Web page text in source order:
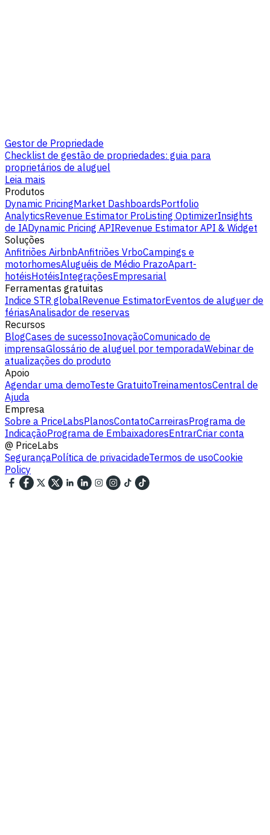
Gestor de Propriedade
Checklist de gestão de propriedades: guia para
proprietários de aluguel
Leia mais
Produtos
Dynamic PricingMarket DashboardsPortfolio
AnalyticsRevenue Estimator ProListing OptimizerInsights
de IADynamic Pricing APIRevenue Estimator API & Widget
Soluções
Anfitriões AirbnbAnfitriões VrboCampings e
motorhomesAluguéis de Médio PrazoApart-
hotéisHotéisIntegraçõesEmpresarial
Ferramentas gratuitas
Indice STR globalRevenue EstimatorEventos de aluguer de
fériasAnalisador de reservas
Recursos
BlogCases de sucessoInovaçãoComunicado de
imprensaGlossário de aluguel por temporadaWebinar de
atualizações do produto
Apoio
Agendar uma demoTeste GratuitoTreinamentosCentral de
Ajuda
Empresa
Sobre a PriceLabsPlanosContatoCarreirasPrograma de
IndicaçãoPrograma de EmbaixadoresEntrarCriar conta
@ PriceLabs
SegurançaPolítica de privacidadeTermos de usoCookie
Policy